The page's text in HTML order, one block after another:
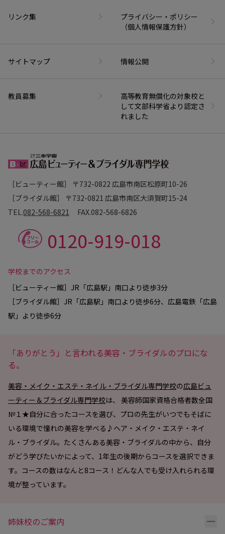
リンク集
プライバシー・ポリシー
（個人情報保護方針）
サイトマップ 情報公開
教員募集
高等教育無償化の対象校と
して文部科学省より認定さ
れました
［ビューティー館］ 〒732-0822 広島市南区松原町10-26
［ブライダル館］ 〒732-0821 広島市南区大須賀町15-24
TEL.082-568-6821 FAX.082-568-6826
0120-919-018
学校までのアクセス
［ビューティー館］JR「広島駅」南口より徒歩3分
［ブライダル館］JR「広島駅」南口より徒歩6分、広島電鉄「広島
駅」より徒歩6分
「ありがとう」と言われる美容・ブライダルのプロにな
る。
美容・メイク・エステ・ネイル・ブライダル専門学校の広島ビュ
ーティー＆ブライダル専門学校は、 美容師国家資格合格者数全国
№１★自分に合ったコースを選び、プロの先生がいつでもそばに
いる環境で憧れの美容を学べる♪ヘア・メイク・エステ・ネイ
ル・ブライダル。たくさんある美容・ブライダルの中から、自分
がどう学びたいかによって、1年生の後期からコースを選択できま
す。コースの数はなんと8コース！どんな人でも受け入れられる環
境が整っています。
姉妹校のご案内 リ